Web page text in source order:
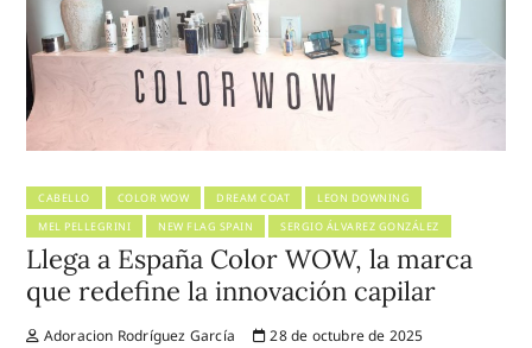
CABELLO COLOR WOW DREAM COAT
LEON DOWNING
MEL PELLEGRINI
NEW FLAG SPAIN SERGIO ÁLVAREZ GONZÁLEZ
Llega a España Color WOW, la marca
que redefine la innovación capilar
Adoracion Rodríguez García 28 de octubre de 2025